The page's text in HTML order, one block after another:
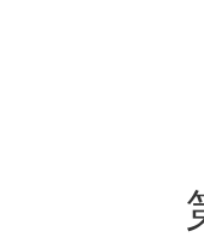
（
（